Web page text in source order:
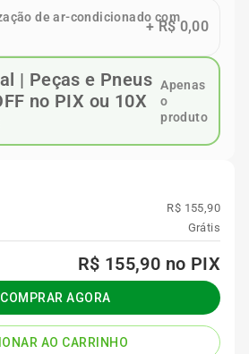
de ar-condicionado com
+R$ 0,00
Apenas
o
produto
R$ 155,90
Grátis
R$ 155,90 no PIX
COMPRAR AGORA
AO CARRINHO